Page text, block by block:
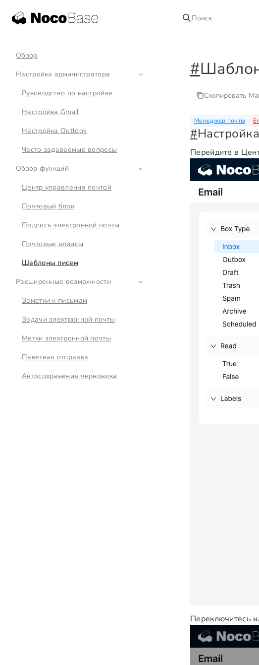
Поиск
Обзор
Настройка администратора
Руководство по настройке
Настройка Gmail
Настройка Outlook
Часто задаваемые вопросы
Обзор функций
Центр управления почтой
Почтовый блок
Подпись электронной почты
Почтовые алиасы
Шаблоны писем
Расширенные возможности
Заметки к письмам
Задачи электронной почты
Метки электронной почты
Пакетная отправка
Автосохранение черновика
#
Скопировать
Менеджер почты
#
Перейдите в
Переключитесь